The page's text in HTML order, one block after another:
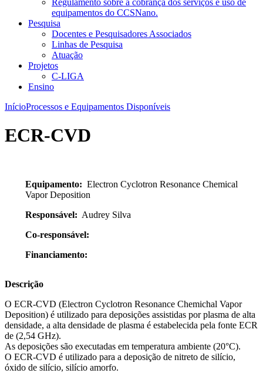
Regulamento sobre a cobrança dos serviços e uso de
equipamentos do CCSNano.
Pesquisa
Docentes e Pesquisadores Associados
Linhas de Pesquisa
Atuação
Projetos
C-LIGA
Ensino
InícioProcessos e Equipamentos Disponíveis
ECR-CVD
Equipamento: Electron Cyclotron Resonance Chemical
Vapor Deposition
Responsável: Audrey Silva
Co-responsável:
Financiamento:
Descrição
O ECR-CVD (Electron Cyclotron Resonance Chemichal Vapor
Deposition) é utilizado para deposições assistidas por plasma de alta
densidade, a alta densidade de plasma é estabelecida pela fonte ECR
de (2,54 GHz).
As deposições são executadas em temperatura ambiente (20°C).
O ECR-CVD é utilizado para a deposição de nitreto de silício,
óxido de silício, silício amorfo.